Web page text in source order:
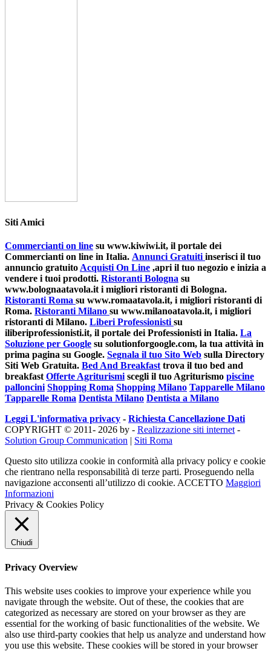
Siti Amici
Commercianti on line su www.kiwiwi.it, il portale dei
Commercianti on line in Italia. Annunci Gratuitiinserisci il tuo
annuncio gratuitoAcquisti On Line ,apri il tuo negozio e inizia a
vendere i tuoi prodotti. Ristoranti Bologna su
www.bolognaatavola.it i migliori ristoranti di Bologna.
Ristoranti Roma su www.romaatavola.it, i migliori ristoranti di
Roma. Ristoranti Milano su www.milanoatavola.it, i migliori
ristoranti di Milano. Liberi Professionistisu
iliberiprofessionisti.it, il portale dei Professionisti in Italia. La
Soluzione per Google su solutionforgoogle.com, la tua attività in
prima pagina su Google. Segnala il tuo Sito Web sulla Directory
Siti Web Gratuita. Bed And Breakfasttrova il tuo bed and
breakfastOfferte Agriturismiscegli il tuo Agriturismo piscine
palloncini Shopping Roma Shopping Milano Tapparelle Milano
Tapparelle Roma Dentista Milano Dentista a Milano
Leggi L'informativa privacy - Richiesta Cancellazione Dati
COPYRIGHT © 2011- 2026 by - Realizzazione siti internet-
Solution Group Communication | Siti Roma
Questo sito utilizza cookie in conformità alla privacy policy e cookie
che rientrano nella responsabilità di terze parti. Proseguendo nella
navigazione acconsenti all’utilizzo di cookie. ACCETTO Maggiori
Informazioni
Privacy & Cookies Policy
Chiudi
Privacy Overview
This website uses cookies to improve your experience while you
navigate through the website. Out of these, the cookies that are
categorized as necessary are stored on your browser as they are
essential for the working of basic functionalities of the website. We
also use third-party cookies that help us analyze and understand how
you use this website. These cookies will be stored in your browser